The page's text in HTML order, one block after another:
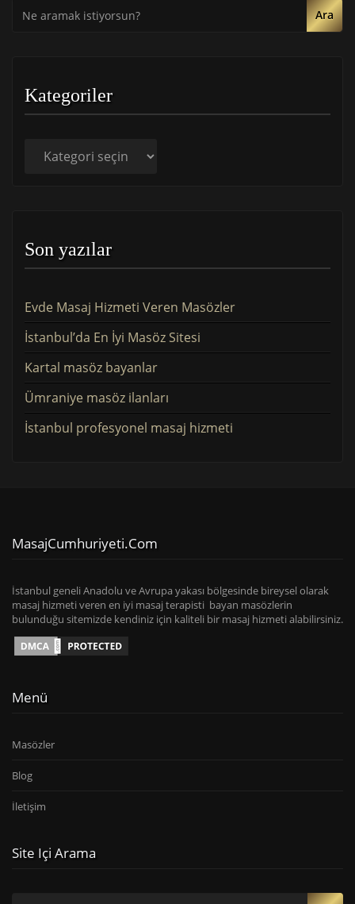
Ara
Kategoriler
Son yazılar
Evde Masaj Hizmeti Veren Masözler
İstanbul’da En İyi Masöz Sitesi
Kartal masöz bayanlar
Ümraniye masöz ilanları
İstanbul profesyonel masaj hizmeti
MasajCumhuriyeti.com
İstanbul geneli Anadolu ve Avrupa yakası bölgesinde bireysel olarak
masaj hizmeti veren en iyi masaj terapisti bayan masözlerin
bulunduğu sitemizde kendiniz için kaliteli bir masaj hizmeti alabilirsiniz.
Menü
Masözler
Blog
İletişim
Site Içi Arama